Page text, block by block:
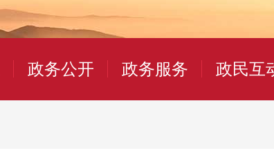
政务公开 政务服务 政民互